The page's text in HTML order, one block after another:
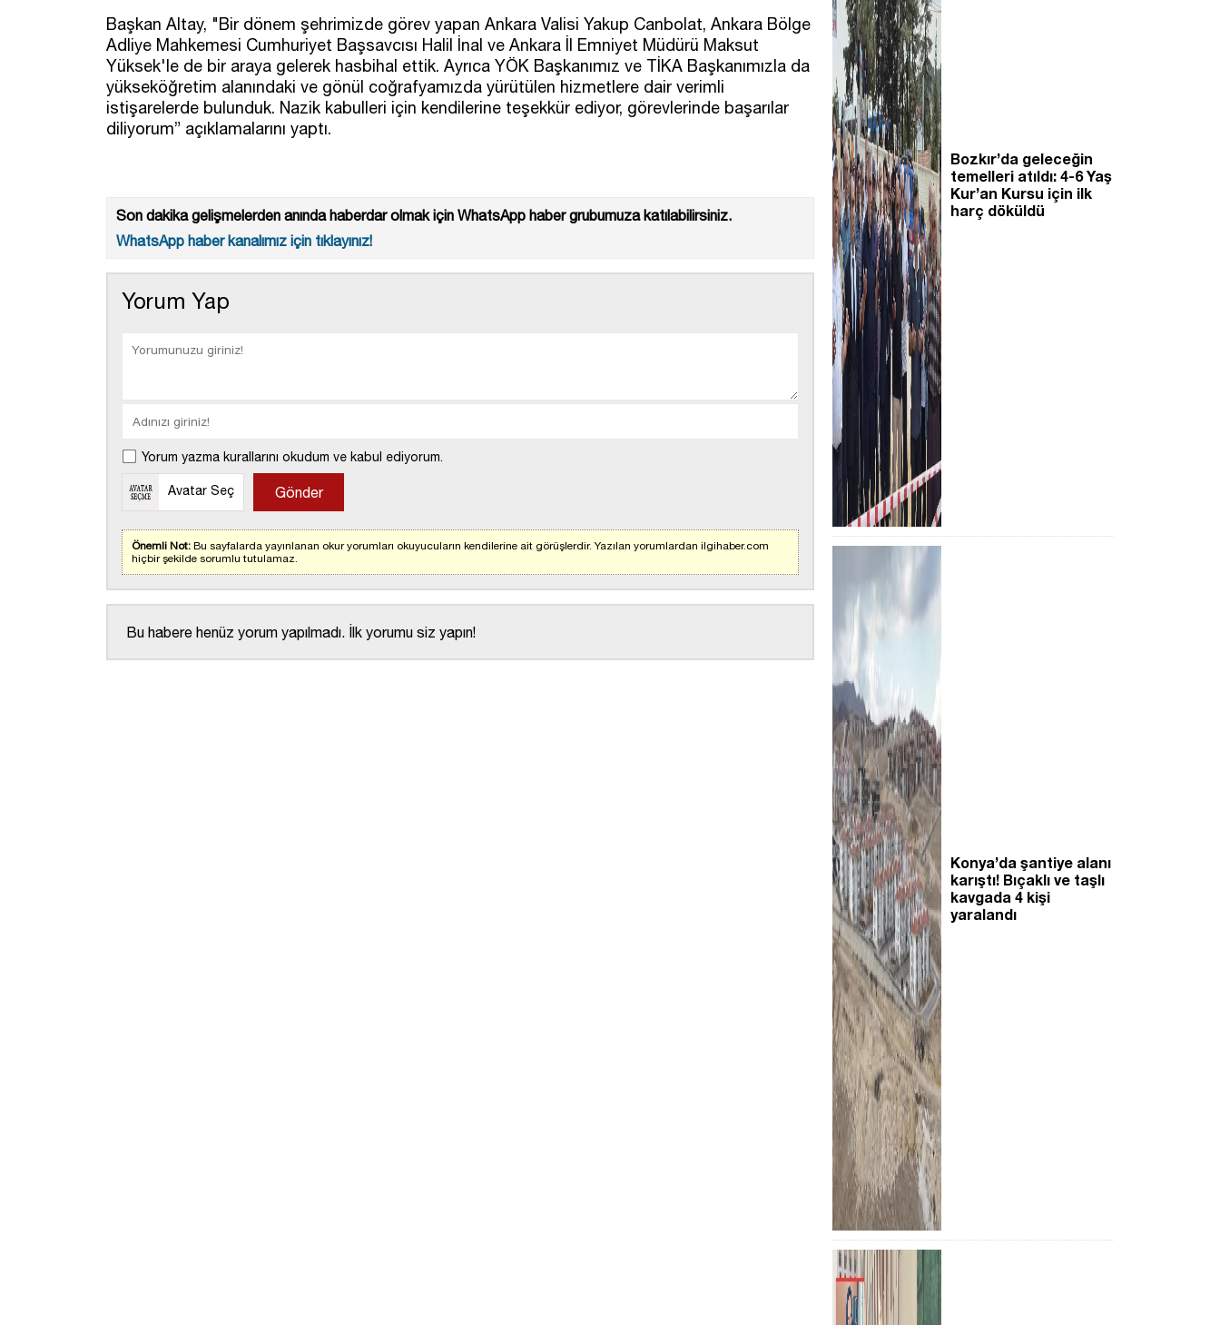
Başkan Altay, "Bir dönem şehrimizde görev yapan Ankara Valisi Yakup Canbolat, Ankara Bölge
Adliye Mahkemesi Cumhuriyet Başsavcısı Halil İnal ve Ankara İl Emniyet Müdürü Maksut
Yüksek'le de bir araya gelerek hasbihal ettik. Ayrıca YÖK Başkanımız ve TİKA Başkanımızla da
yükseköğretim alanındaki ve gönül coğrafyamızda yürütülen hizmetlere dair verimli
istişarelerde bulunduk. Nazik kabulleri için kendilerine teşekkür ediyor, görevlerinde başarılar
diliyorum” açıklamalarını yaptı.
Son dakika gelişmelerden anında haberdar olmak için WhatsApp haber grubumuza katılabilirsiniz.
WhatsApp haber kanalımız için tıklayınız!
Yorum Yap
Yorum yazma kurallarını okudum ve kabul ediyorum.
Avatar Seç
Önemli Not: Bu sayfalarda yayınlanan okur yorumları okuyucuların kendilerine ait görüşlerdir. Yazılan yorumlardan ilgihaber.com
hiçbir şekilde sorumlu tutulamaz.
Bu habere henüz yorum yapılmadı. İlk yorumu siz yapın!
Bozkır’da geleceğin
temelleri atıldı: 4-6 Yaş
Kur’an Kursu için ilk
harç döküldü
Konya’da şantiye alanı
karıştı! Bıçaklı ve taşlı
kavgada 4 kişi
yaralandı